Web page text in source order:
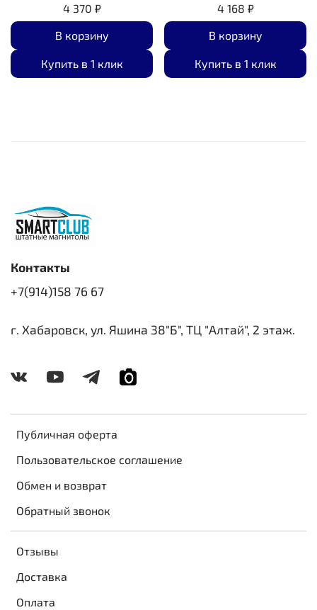
4 370 ₽
В корзину
Купить в 1 клик
4 168 ₽
В корзину
Купить в 1 клик
Публичная оферта
Пользовательское соглашение
Обмен и возврат
Обратный звонок
Отзывы
Доставка
Оплата
Контакты
+7(914)158 76 67
г. Хабаровск, ул. Яшина 38"Б", ТЦ "Алтай", 2 этаж.